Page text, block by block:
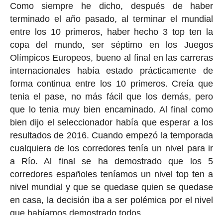
Como siempre he dicho, después de haber
terminado el año pasado, al terminar el mundial
entre los 10 primeros, haber hecho 3 top ten la
copa del mundo, ser séptimo en los Juegos
Olímpicos Europeos, bueno al final en las carreras
internacionales había estado prácticamente de
forma continua entre los 10 primeros. Creía que
tenia el pase, no más fácil que los demás, pero
que lo tenia muy bien encaminado. Al final como
bien dijo el seleccionador había que esperar a los
resultados de 2016. Cuando empezó la temporada
cualquiera de los corredores tenía un nivel para ir
a Río. Al final se ha demostrado que los 5
corredores españoles teníamos un nivel top ten a
nivel mundial y que se quedase quien se quedase
en casa, la decisión iba a ser polémica por el nivel
que habíamos demostrado todos.